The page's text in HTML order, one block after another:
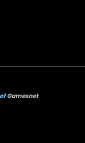
Gamesnet